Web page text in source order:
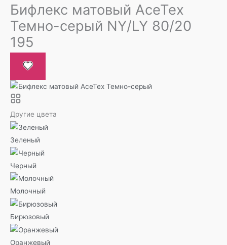
Бифлекс матовый AceTex
Темно-серый NY/LY 80/20
195
Другие цвета
Зеленый
Черный
Молочный
Бирюзовый
Оранжевый